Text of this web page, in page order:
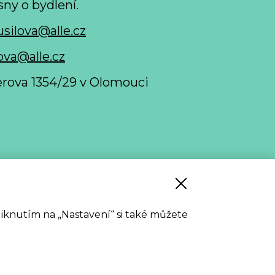
na „Nastavení“ si také můžete
o bydlení.
1354/29 v Olomouci